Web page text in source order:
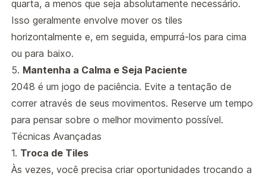
quarta, a menos que seja absolutamente necessário.
Isso geralmente envolve mover os tiles
horizontalmente e, em seguida, empurrá-los para cima
ou para baixo.
5. Mantenha a Calma e Seja Paciente
2048 é um jogo de paciência. Evite a tentação de
correr através de seus movimentos. Reserve um tempo
para pensar sobre o melhor movimento possível.
Técnicas Avançadas
1. Troca de Tiles
Às vezes, você precisa criar oportunidades trocando a